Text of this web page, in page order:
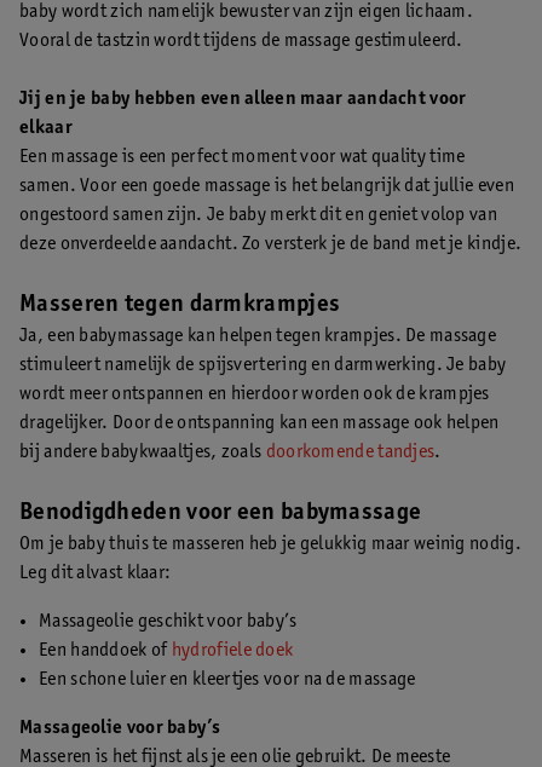
baby wordt zich namelijk bewuster van zijn eigen lichaam.
Vooral de tastzin wordt tijdens de massage gestimuleerd.
Jij en je baby hebben even alleen maar aandacht voor
elkaar
Een massage is een perfect moment voor wat quality time
samen. Voor een goede massage is het belangrijk dat jullie even
ongestoord samen zijn. Je baby merkt dit en geniet volop van
deze onverdeelde aandacht. Zo versterk je de band met je kindje.
Masseren tegen darmkrampjes
Ja, een babymassage kan helpen tegen krampjes. De massage
stimuleert namelijk de spijsvertering en darmwerking. Je baby
wordt meer ontspannen en hierdoor worden ook de krampjes
dragelijker. Door de ontspanning kan een massage ook helpen
bij andere babykwaaltjes, zoals doorkomende tandjes.
Benodigdheden voor een babymassage
Om je baby thuis te masseren heb je gelukkig maar weinig nodig.
Leg dit alvast klaar:
Massageolie geschikt voor baby’s
Een handdoek of hydrofiele doek
Een schone luier en kleertjes voor na de massage
Massageolie voor baby’s
Masseren is het fijnst als je een olie gebruikt. De meeste